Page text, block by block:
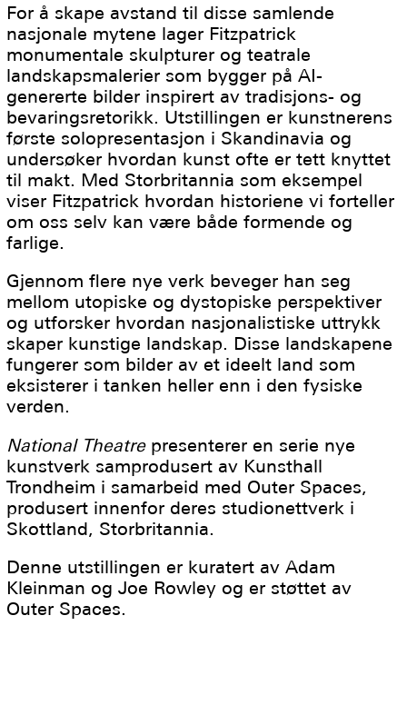
For å skape avstand til disse samlende
nasjonale mytene lager Fitzpatrick
monumentale skulpturer og teatrale
landskapsmalerier som bygger på AI-
genererte bilder inspirert av tradisjons- og
bevaringsretorikk. Utstillingen er kunstnerens
første solopresentasjon i Skandinavia og
undersøker hvordan kunst ofte er tett knyttet
til makt. Med Storbritannia som eksempel
viser Fitzpatrick hvordan historiene vi forteller
om oss selv kan være både formende og
farlige.
Gjennom flere nye verk beveger han seg
mellom utopis­ke og dystopis­ke perspektiver
og utforsker hvordan nasjonalistiske uttrykk
skaper kunstige landskap. Disse landskapene
fungerer som bilder av et ideelt land som
eksisterer i tanken heller enn i den fysiske
verden.
National Theatrepresenterer en serie nye
kunstverk samprodusert av Kunsthall
Trondheim i samarbeid med Outer Spaces,
produsert innenfor deres studionettverk i
Skottland, Storbritannia.
Denne utstillingen er kuratert av Adam
Kleinman og Joe Rowley og er støttet av
Outer Spaces.